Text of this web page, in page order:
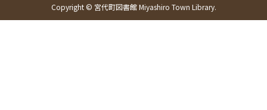
Copyright © 宮代町図書館 Miyashiro Town Library.